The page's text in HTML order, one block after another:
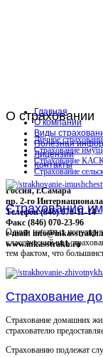
О страховании
Личное
Страхование
Страхование
Страхование
Россия, г.Самара
пр. 2-го
Телефон (846) 070-11-14
Факс (846) 070-23-96
e-mail:
www.inkasstrakh.ru
Главная
О компании
Виды
Полезная
Лицензии
Контакты
Страхование
Одним из самых
классический вид
тем фактом, что
Страхование
Страхование домашних
страхователю
Страхованию подлежат